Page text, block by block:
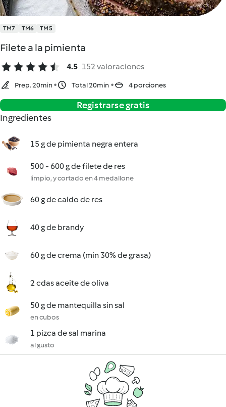
TM7 TM6 TM5
Filete a la pimienta
4.5 152 valoraciones
Prep. 20min Total 20min 4 porciones
Registrarse gratis
Ingredientes
15 g de pimienta negra entera
500 - 600 g de filete de res
limpio, y cortado en 4 medallone
60 g de caldo de res
40 g de brandy
60 g de crema (min 30% de grasa)
2 cdas aceite de oliva
50 g de mantequilla sin sal
en cubos
1 pizca de sal marina
al gusto